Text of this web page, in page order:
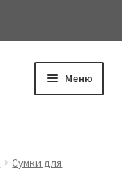
Меню
Сумки для